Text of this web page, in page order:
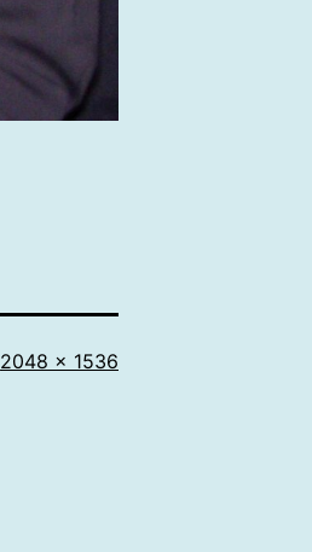
Tamaño
2048 × 1536